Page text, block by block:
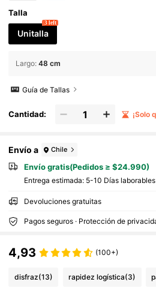
Talla
Unitalla
3 left
Largo: 48 cm
Guía de Tallas
Cantidad: ¡Solo
Envío a Chile
Envío gratis(Pedidos ≥ $24.990)
Entrega estimada: 5-10 Días laborables
Devoluciones gratuitas
Pagos seguros · Protección de
4,93 (100+)
disfraz(13) rapidez logística(3)